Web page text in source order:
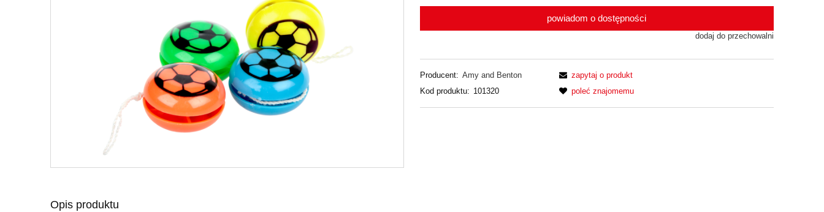
powiadom o dostępności
dodaj do przechowalni
Producent: Amy and Benton
Kod produktu: 101320
zapytaj o produkt
poleć znajomemu
Opis produktu